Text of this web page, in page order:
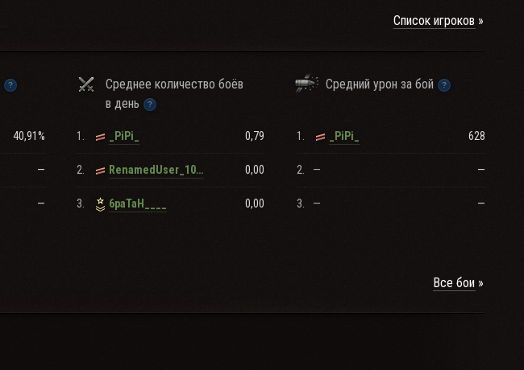
Список игроков
Среднее количество боёв
в день
Средний урон за бой
40,91%
—
—
1. _PiPi_ 0,79
2. RenamedUser_105447611 0,00
3. 6paTaH____ 0,00
1. _PiPi_ 628
2. — —
3. — —
Все бои